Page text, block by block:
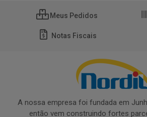
Meus Pedidos
Notas Fiscais
A nossa empresa foi fundada em
então vem construindo fortes